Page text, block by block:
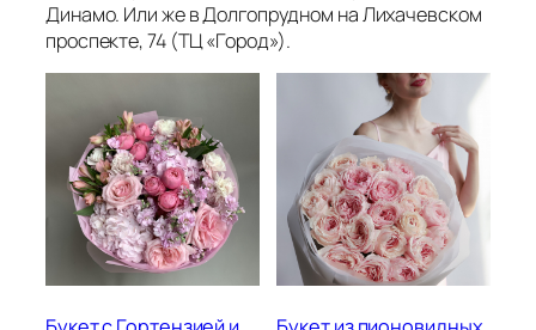
Динамо. Или же в Долгопрудном на Лихачевском
проспекте, 74 (ТЦ «Город»).